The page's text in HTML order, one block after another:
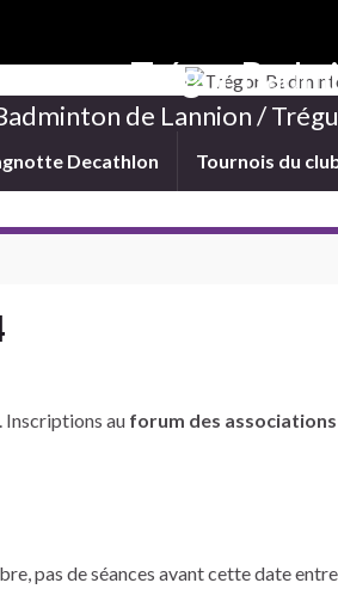
Trégor
de Lannion /
Decathlon Tournois du
Inscriptions au forum des associations
pas de séances avant cette date